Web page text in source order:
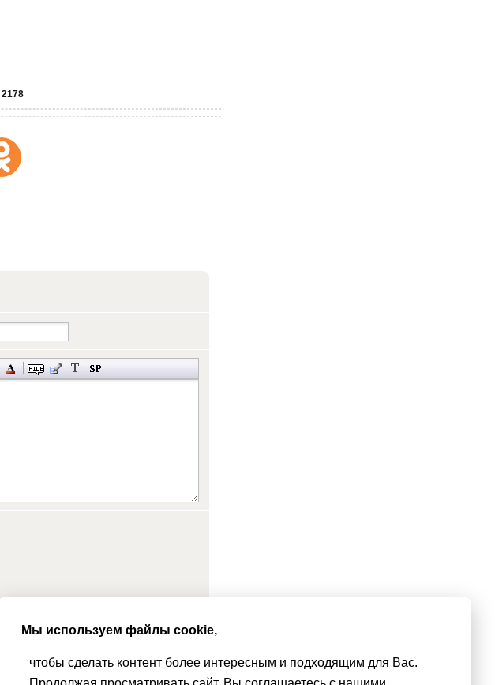
2178
Мы используем файлы cookie,
чтобы сделать контент более интересным и подходящим для Вас.